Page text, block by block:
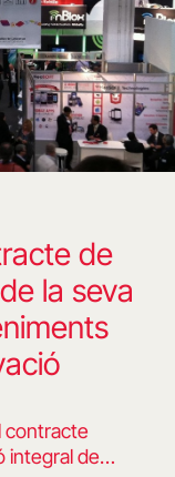
de
la seva
contracte
integral de…